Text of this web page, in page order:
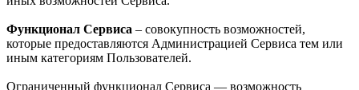
Функционал Сервиса – совокупность возможностей,
которые предоставляются Администрацией Сервиса тем или
иным категориям Пользователей.
Ограниченный функционал Сервиса — возможность